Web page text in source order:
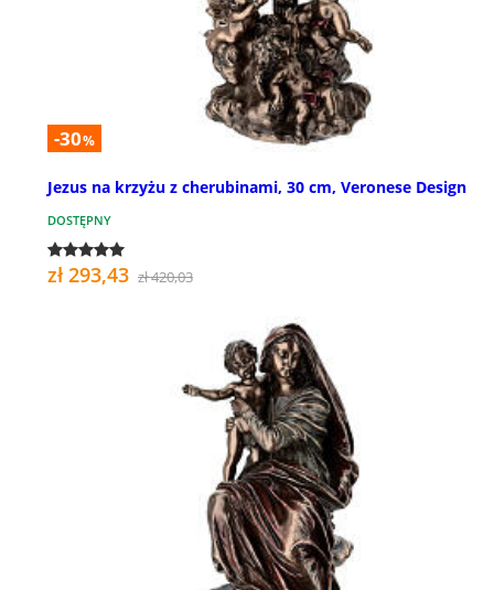
-30%
Jezus na krzyżu z cherubinami, 30 cm, Veronese Design
DOSTĘPNY
zł 293,43 zł 420,03